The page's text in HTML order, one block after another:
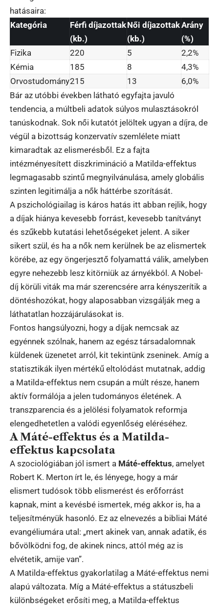
hatásaira:
Kategória
Férfi díjazottak
(kb.)
Női díjazottak
(kb.)
Arány
(%)
Fizika
220 5
2,2%
Kémia
185 8
4,3%
Orvostudomány215 13
6,0%
Bár az utóbbi években látható egyfajta javuló
tendencia, a múltbeli adatok súlyos mulasztásokról
tanúskodnak. Sok női kutatót jelöltek ugyan a díjra, de
végül a bizottság konzervatív szemlélete miatt
kimaradtak az elismerésből. Ez a fajta
intézményesített diszkrimináció a Matilda-effektus
legmagasabb szintű megnyilvánulása, amely globális
szinten legitimálja a nők háttérbe szorítását.
A pszichológiailag is káros hatás itt abban rejlik, hogy
a díjak hiánya kevesebb forrást, kevesebb tanítványt
és szűkebb kutatási lehetőségeket jelent. A siker
sikert szül, és ha a nők nem kerülnek be az elismertek
körébe, az egy öngerjesztő folyamattá válik, amelyben
egyre nehezebb lesz kitörniük az árnyékból. A Nobel-
díj körüli viták ma már szerencsére arra kényszerítik a
döntéshozókat, hogy alaposabban vizsgálják meg a
láthatatlan hozzájárulásokat is.
Fontos hangsúlyozni, hogy a díjak nemcsak az
egyénnek szólnak, hanem az egész társadalomnak
küldenek üzenetet arról, kit tekintünk zseninek. Amíg a
statisztikák ilyen mértékű eltolódást mutatnak, addig
a Matilda-effektus nem csupán a múlt része, hanem
aktív formálója a jelen tudományos életének. A
transzparencia és a jelölési folyamatok reformja
elengedhetetlen a valódi egyenlőség eléréséhez.
A Máté-effektus és a Matilda-
effektus kapcsolata
A szociológiában jól ismert a Máté-effektus, amelyet
Robert K. Merton írt le, és lényege, hogy a már
elismert tudósok több elismerést és erőforrást
kapnak, mint a kevésbé ismertek, még akkor is, ha a
teljesítményük hasonló. Ez az elnevezés a bibliai Máté
evangéliumára utal: „mert akinek van, annak adatik, és
bővölködni fog, de akinek nincs, attól még az is
elvétetik, amije van”.
A Matilda-effektus gyakorlatilag a Máté-effektus nemi
alapú változata. Míg a Máté-effektus a státuszbeli
különbségeket erősíti meg, a Matilda-effektus